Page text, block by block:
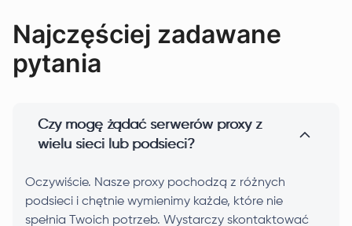
Najczęściej zadawane
pytania
Czy mogę żądać serwerów proxy z
wielu sieci lub podsieci?
Oczywiście. Nasze proxy pochodzą z różnych
podsieci i chętnie wymienimy każde, które nie
spełnia Twoich potrzeb. Wystarczy skontaktować